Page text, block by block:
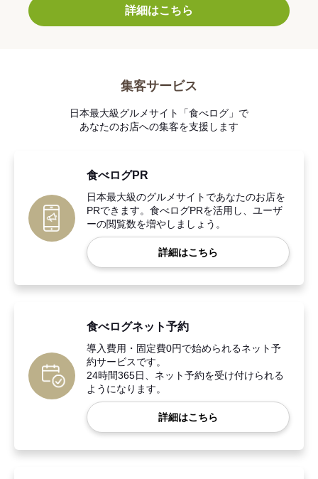
詳細はこちら
集客サービス
日本最大級グルメサイト「食べログ」で
あなたのお店への集客を支援します
食べログPR
日本最大級のグルメサイトであなたのお店を
PRできます。食べログPRを活用し、ユーザ
ーの閲覧数を増やしましょう。
詳細はこちら
食べログネット予約
導入費用・固定費0円で始められるネット予
約サービスです。
24時間365日、ネット予約を受け付けられる
ようになります。
詳細はこちら